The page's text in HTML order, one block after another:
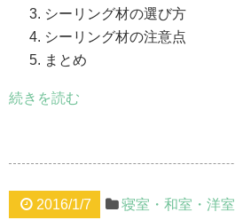
シーリング材の選び方
シーリング材の注意点
まとめ
続きを読む
2016/1/7 寝室・和室・洋室